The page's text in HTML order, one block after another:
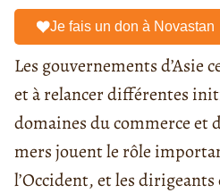
Je fais un don à Novastan
Les gouvernements d’Asie
et à relancer différentes
domaines du commerce et
mers jouent le rôle
l’Occident, et les